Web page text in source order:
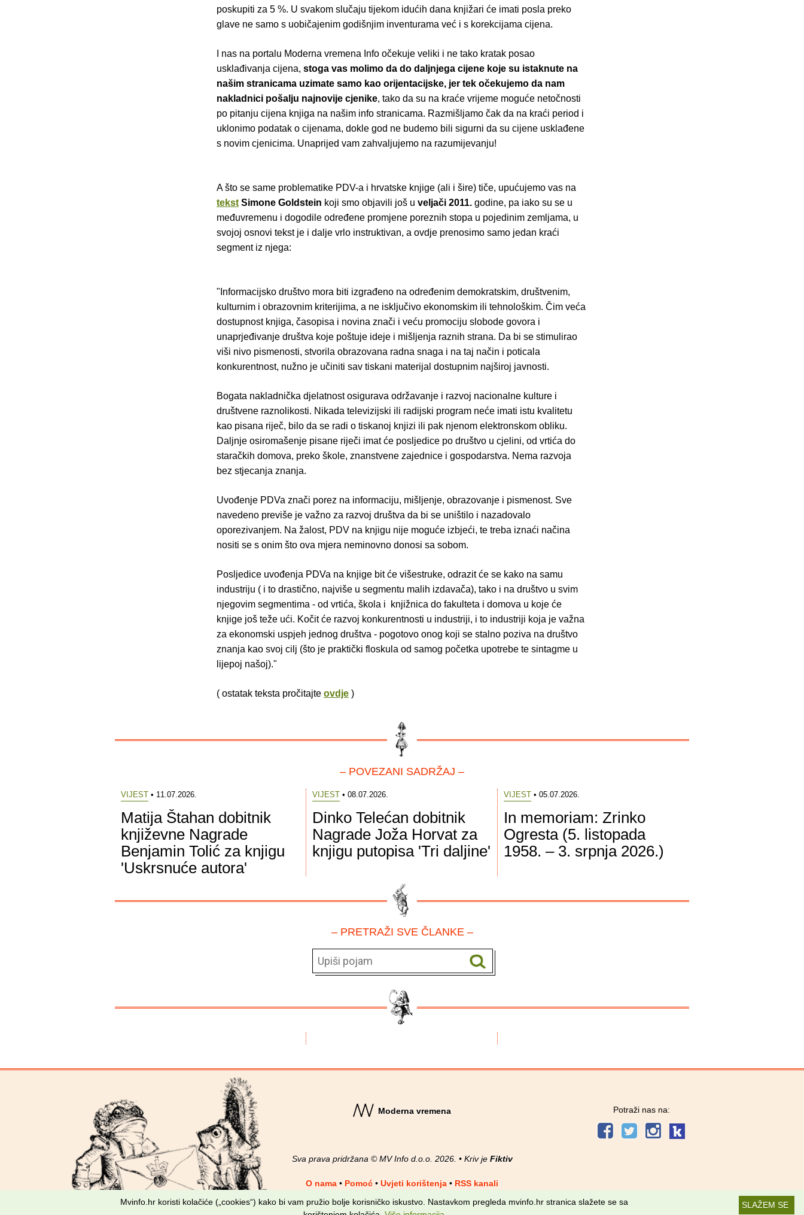
poskupiti za 5 %. U svakom slučaju tijekom idućih dana knjižari će imati posla preko
glave ne samo s uobičajenim godišnjim inventurama već i s korekcijama cijena.
I nas na portalu Moderna vremena Info očekuje veliki i ne tako kratak posao
usklađivanja cijena, stoga vas molimo da do daljnjega cijene koje su istaknute na
našim stranicama uzimate samo kao orijentacijske, jer tek očekujemo da nam
nakladnici pošalju najnovije cjenike, tako da su na kraće vrijeme moguće netočnosti
po pitanju cijena knjiga na našim info stranicama. Razmišljamo čak da na kraći period i
uklonimo podatak o cijenama, dokle god ne budemo bili sigurni da su cijene usklađene
s novim cjenicima. Unaprijed vam zahvaljujemo na razumijevanju!
A što se same problematike PDV-a i hrvatske knjige (ali i šire) tiče, upućujemo vas na
tekst Simone Goldstein koji smo objavili još u veljači 2011. godine, pa iako su se u
međuvremenu i dogodile određene promjene poreznih stopa u pojedinim zemljama, u
svojoj osnovi tekst je i dalje vrlo instruktivan, a ovdje prenosimo samo jedan kraći
segment iz njega:
"Informacijsko društvo mora biti izgrađeno na određenim demokratskim, društvenim,
kulturnim i obrazovnim kriterijima, a ne isključivo ekonomskim ili tehnološkim. Čim veća
dostupnost knjiga, časopisa i novina znači i veću promociju slobode govora i
unaprjeđivanje društva koje poštuje ideje i mišljenja raznih strana. Da bi se stimulirao
viši nivo pismenosti, stvorila obrazovana radna snaga i na taj način i poticala
konkurentnost, nužno je učiniti sav tiskani materijal dostupnim najširoj javnosti.
Bogata nakladnička djelatnost osigurava održavanje i razvoj nacionalne kulture i
društvene raznolikosti. Nikada televizijski ili radijski program neće imati istu kvalitetu
kao pisana riječ, bilo da se radi o tiskanoj knjizi ili pak njenom elektronskom obliku.
Daljnje osiromašenje pisane riječi imat će posljedice po društvo u cjelini, od vrtića do
staračkih domova, preko škole, znanstvene zajednice i gospodarstva. Nema razvoja
bez stjecanja znanja.
Uvođenje PDVa znači porez na informaciju, mišljenje, obrazovanje i pismenost. Sve
navedeno previše je važno za razvoj društva da bi se uništilo i nazadovalo
oporezivanjem. Na žalost, PDV na knjigu nije moguće izbjeći, te treba iznaći načina
nositi se s onim što ova mjera neminovno donosi sa sobom.
Posljedice uvođenja PDVa na knjige bit će višestruke, odrazit će se kako na samu
industriju ( i to drastično, najviše u segmentu malih izdavača), tako i na društvo u svim
njegovim segmentima - od vrtića, škola i knjižnica do fakulteta i domova u koje će
knjige još teže ući. Kočit će razvoj konkurentnosti u industriji, i to industriji koja je važna
za ekonomski uspjeh jednog društva - pogotovo onog koji se stalno poziva na društvo
znanja kao svoj cilj (što je praktički floskula od samog početka upotrebe te sintagme u
lijepoj našoj)."
( ostatak teksta pročitajte ovdje )
– POVEZANI SADRŽAJ –
VIJEST• 11.07.2026.
Matija Štahan dobitnik
književne Nagrade
Benjamin Tolić za knjigu
'Uskrsnuće autora'
VIJEST• 08.07.2026.
Dinko Telećan dobitnik
Nagrade Joža Horvat za
knjigu putopisa 'Tri daljine'
VIJEST• 05.07.2026.
In memoriam: Zrinko
Ogresta (5. listopada
1958. – 3. srpnja 2026.)
– PRETRAŽI SVE ČLANKE –
Moderna vremena
Sva prava pridržana © MV Info d.o.o. 2026. • Kriv je Fiktiv
O nama • Pomoć • Uvjeti korištenja • RSS kanali
Potraži nas na:
SLAŽEM SE
Mvinfo.hr koristi kolačiće („cookies“) kako bi vam pružio bolje korisničko iskustvo. Nastavkom pregleda mvinfo.hr stranica slažete se sa